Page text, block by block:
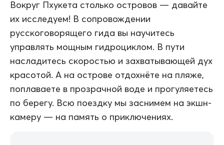
Вокруг Пхукета столько островов — давайте
их исследуем! В сопровождении
русскоговорящего гида вы научитесь
управлять мощным гидроциклом. В пути
насладитесь скоростью и захватывающей дух
красотой. А на острове отдохнёте на пляже,
поплаваете в прозрачной воде и прогуляетесь
по берегу. Всю поездку мы заснимем на экшн-
камеру — на память о приключениях.